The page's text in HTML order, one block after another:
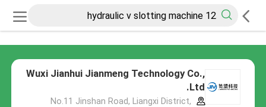
Wuxi Jianhui Jianmeng Technology Co.,
Ltd.
No.11 Jinshan Road, Liangxi District,